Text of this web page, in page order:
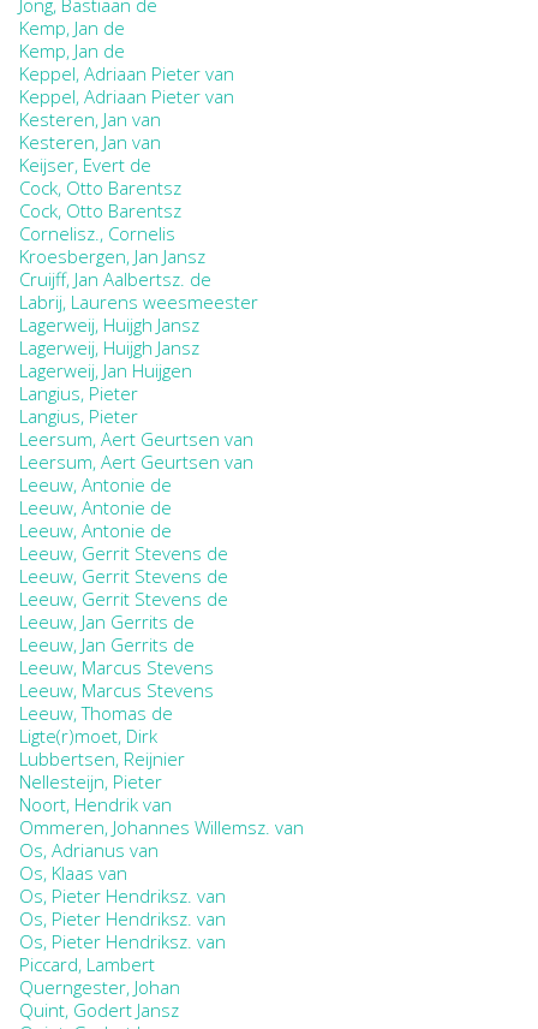
Kemp, Jan de
Kemp, Jan de
Keppel, Adriaan Pieter van
Keppel, Adriaan Pieter van
Kesteren, Jan van
Kesteren, Jan van
Keijser, Evert de
Cock, Otto Barentsz
Cock, Otto Barentsz
Cornelisz., Cornelis
Kroesbergen, Jan Jansz
Cruijff, Jan Aalbertsz. de
Labrij, Laurens weesmeester
Lagerweij, Huijgh Jansz
Lagerweij, Huijgh Jansz
Lagerweij, Jan Huijgen
Langius, Pieter
Langius, Pieter
Leersum, Aert Geurtsen van
Leersum, Aert Geurtsen van
Leeuw, Antonie de
Leeuw, Antonie de
Leeuw, Antonie de
Leeuw, Gerrit Stevens de
Leeuw, Gerrit Stevens de
Leeuw, Gerrit Stevens de
Leeuw, Jan Gerrits de
Leeuw, Jan Gerrits de
Leeuw, Marcus Stevens
Leeuw, Marcus Stevens
Leeuw, Thomas de
Ligte(r)moet, Dirk
Lubbertsen, Reijnier
Nellesteijn, Pieter
Noort, Hendrik van
Ommeren, Johannes Willemsz. van
Os, Adrianus van
Os, Klaas van
Os, Pieter Hendriksz. van
Os, Pieter Hendriksz. van
Os, Pieter Hendriksz. van
Piccard, Lambert
Querngester, Johan
Quint, Godert Jansz